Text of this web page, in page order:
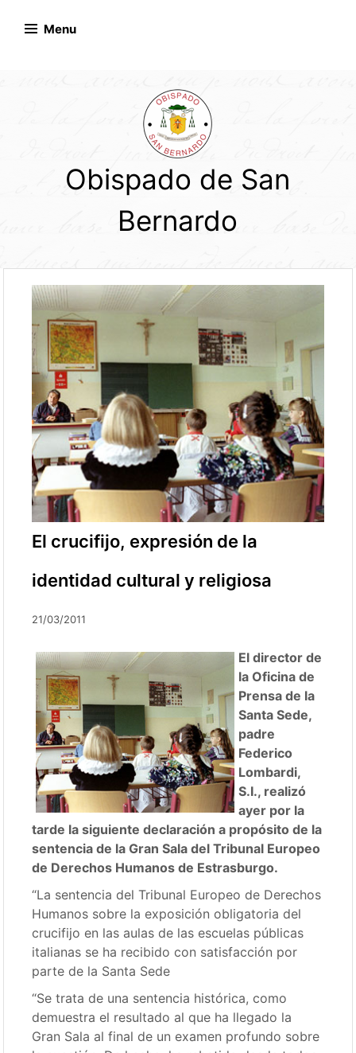
Menu
Obispado de San
Bernardo
El crucifijo, expresión de la
identidad cultural y religiosa
21/03/2011
El director de
la Oficina de
Prensa de la
Santa Sede,
padre
Federico
Lombardi,
S.I., realizó
ayer por la
tarde la siguiente declaración a propósito de la
sentencia de la Gran Sala del Tribunal Europeo
de Derechos Humanos de Estrasburgo.
“La sentencia del Tribunal Europeo de Derechos
Humanos sobre la exposición obligatoria del
crucifijo en las aulas de las escuelas públicas
italianas se ha recibido con satisfacción por
parte de la Santa Sede
“Se trata de una sentencia histórica, como
demuestra el resultado al que ha llegado la
Gran Sala al final de un examen profundo sobre